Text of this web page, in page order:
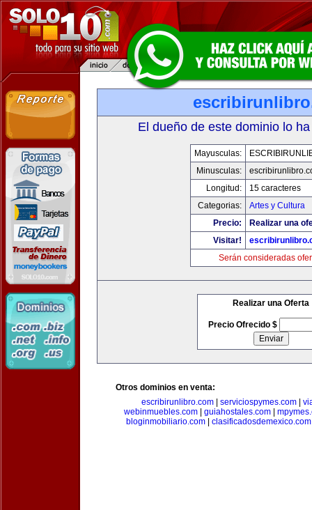
El dueño de este dominio lo
Mayusculas:
Minusculas:
Longitud:
15 caracteres
Categorias:
Artes y Cultura
Precio:
Realizar una
Visitar!
Serán consideradas
Realizar una Oferta
Precio Ofrecido $
Otros dominios en venta:
escribirunlibro.com
serviciospymes.com
webinmuebles.com| guiahostales.com|
bloginmobiliario.com| clasificadosdemexico.com